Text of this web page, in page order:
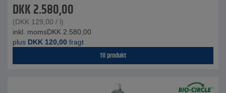
DKK2.580,00
(DKK 129,00 / l)
inkl. momsDKK 2.580,00
plus DKK 120,00 fragt
Til produkt